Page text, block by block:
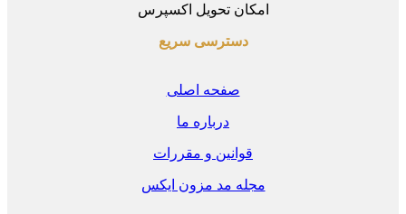
امکان تحویل اکسپرس
دسترسی سریع
صفحه اصلی
قوانین و مقررات
مجله مد مزون ایکس